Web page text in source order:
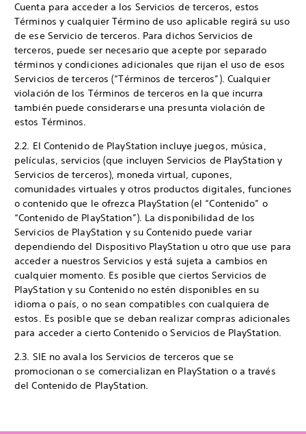
Cuenta para acceder a los Servicios de terceros, estos
Términos y cualquier Término de uso aplicable regirá su uso
de ese Servicio de terceros. Para dichos Servicios de
terceros, puede ser necesario que acepte por separado
términos y condiciones adicionales que rijan el uso de esos
Servicios de terceros (“Términos de terceros”). Cualquier
violación de los Términos de terceros en la que incurra
también puede considerarse una presunta violación de
estos Términos.
2.2. El Contenido de PlayStation incluye juegos, música,
películas, servicios (que incluyen Servicios de PlayStation y
Servicios de terceros), moneda virtual, cupones,
comunidades virtuales y otros productos digitales, funciones
o contenido que le ofrezca PlayStation (el “Contenido” o
“Contenido de PlayStation”). La disponibilidad de los
Servicios de PlayStation y su Contenido puede variar
dependiendo del Dispositivo PlayStation u otro que use para
acceder a nuestros Servicios y está sujeta a cambios en
cualquier momento. Es posible que ciertos Servicios de
PlayStation y su Contenido no estén disponibles en su
idioma o país, o no sean compatibles con cualquiera de
estos. Es posible que se deban realizar compras adicionales
para acceder a cierto Contenido o Servicios de PlayStation.
2.3. SIE no avala los Servicios de terceros que se
promocionan o se comercializan en PlayStation o a través
del Contenido de PlayStation.